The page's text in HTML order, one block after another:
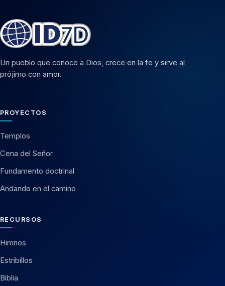
Un pueblo que conoce a Dios, crece en la fe y sirve al
prójimo con amor.
PROYECTOS
Templos
Cena del Señor
Fundamento doctrinal
Andando en el camino
RECURSOS
Himnos
Estribillos
Biblia